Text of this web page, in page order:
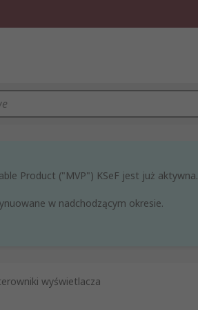
Product ("MVP") KSeF jest już aktywna.
w nadchodzącym okresie.
wyświetlacza